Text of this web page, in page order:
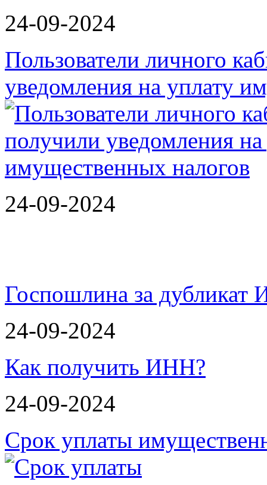
24-09-2024
Пользователи личного
уведомления на уплату
24-09-2024
Госпошлина за дубликат
24-09-2024
Как получить ИНН?
24-09-2024
Срок уплаты